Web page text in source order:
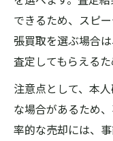
できるため、スピ
張買取を選ぶ場合
査定してもらえる
注意点として、本
な場合があるため
率的な売却には、